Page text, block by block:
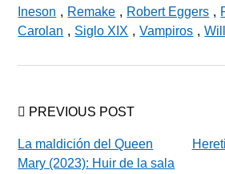
Ineson , Remake , Robert Eggers ,
Carolan , Siglo XIX , Vampiros ,
PREVIOUS POST
La maldición del Queen
Mary (2023): Huir de la sala